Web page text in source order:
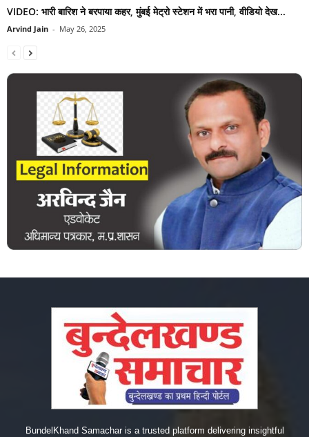
VIDEO: भारी बारिश ने बरपाया कहर, मुंबई मेट्रो स्टेशन में भरा पानी, वीडियो देख...
Arvind Jain - May 26, 2025
BundelKhand Samachar is a trusted platform delivering insightful